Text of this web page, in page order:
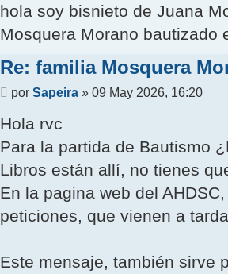
hola soy bisnieto de Juana
Mosquera Morano bautizado
Re: familia Mosquera
Mensaje
por Sapeira » 09 May 2026, 16:20
Hola rvc
Para la partida de Bautismo
Libros están allí, no tienes
En la pagina web del
peticiones, que vienen a
Este mensaje, también sirve